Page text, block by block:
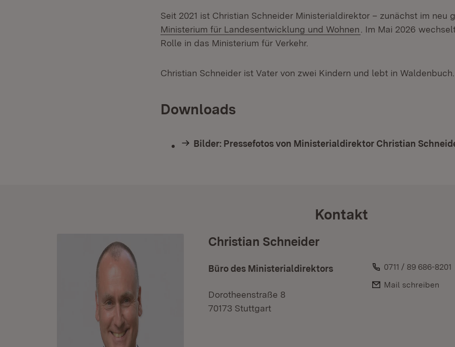
Seit 2021 ist Christian Schneider Ministerialdirektor – zunächst im neu
Ministerium für Landesentwicklung und Wohnen (Öffnet in neuem
. Im Mai 2026
Rolle in das Ministerium für Verkehr.
Christian Schneider ist Vater von zwei Kindern und lebt in Waldenbuch.
Downloads
Bilder: Pressefotos von Ministerialdirektor Christian
Kontakt
Christian Schneider
Büro des Ministerialdirektors
Dorotheenstraße 8
70173 Stuttgart
Telefon:
0711 / 89 686-8201
E-Mail:
Mail schreiben